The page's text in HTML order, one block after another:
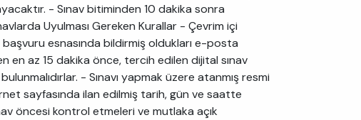
- Sınav bitiminden 10 dakika sonra
Uyulması Gereken Kurallar - Çevrim içi
esnasında bildirmiş oldukları e-posta
en az 15 dakika önce, tercih edilen dijital sınav
- Sınavı yapmak üzere atanmış resmi
sayfasında ilan edilmiş tarih, gün ve saatte
öncesi kontrol etmeleri ve mutlaka açık